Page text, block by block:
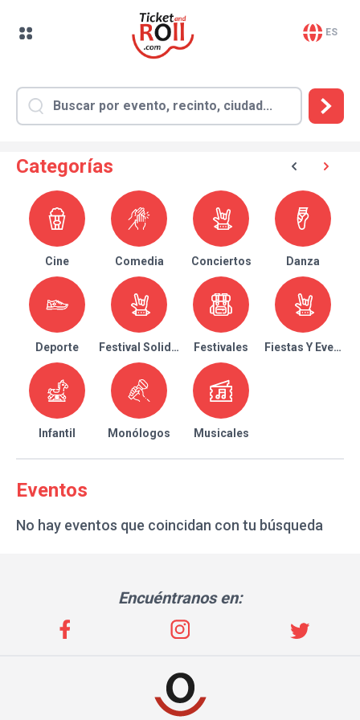
ES
Categorías
Cine Comedia Conciertos Danza
Deporte Festival Solidario Festivales Fiestas Y Eventos
Infantil Monólogos Musicales
Eventos
No hay eventos que coincidan con tu búsqueda
Encuéntranos en: